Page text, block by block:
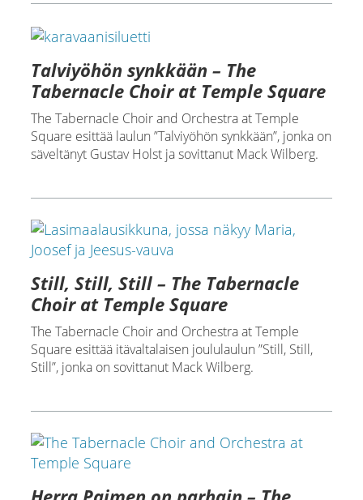
Talviyöhön synkkään – The
Tabernacle Choir at Temple Square
The Tabernacle Choir and Orchestra at Temple
Square esittää laulun ”Talviyöhön synkkään”, jonka on
säveltänyt Gustav Holst ja sovittanut Mack Wilberg.
Still, Still, Still – The Tabernacle
Choir at Temple Square
The Tabernacle Choir and Orchestra at Temple
Square esittää itävaltalaisen joululaulun ”Still, Still,
Still”, jonka on sovittanut Mack Wilberg.